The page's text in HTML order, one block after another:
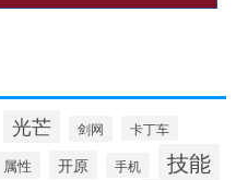
光芒 剑网 卡丁车
属性 开原 手机 技能